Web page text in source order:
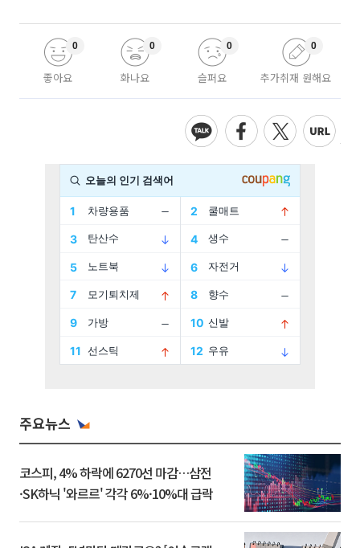
좋아요
0
화나요
0
슬퍼요
0
추가취재 원해요
0
주요뉴스
코스피, 4% 하락에 6270선 마감…삼전
·SK하닉 '와르르' 각각 6%·10%대 급락